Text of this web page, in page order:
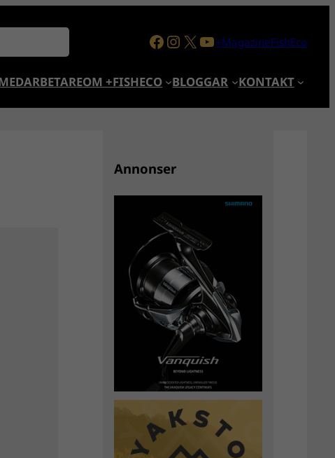
Facebook
Instagram
X YouTube
+MagazineFishEco
OM +FISHECO BLOGGAR KONTAKT
Annonser